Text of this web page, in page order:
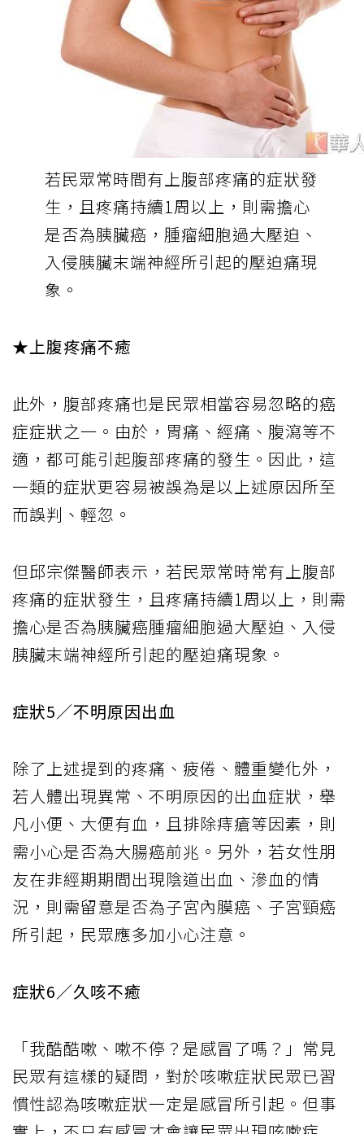
若民眾常時間有上腹部疼痛的症狀發
生，且疼痛持續1周以上，則需擔心
是否為胰臟癌，腫瘤細胞過大壓迫、
入侵胰臟末端神經所引起的壓迫痛現
象。
★上腹疼痛不癒
此外，腹部疼痛也是民眾相當容易忽略的癌
症症狀之一。由於，胃痛、經痛、腹瀉等不
適，都可能引起腹部疼痛的發生。因此，這
一類的症狀更容易被誤為是以上述原因所至
而誤判、輕忽。
但邱宗傑醫師表示，若民眾常時常有上腹部
疼痛的症狀發生，且疼痛持續1周以上，則需
擔心是否為胰臟癌腫瘤細胞過大壓迫、入侵
胰臟末端神經所引起的壓迫痛現象。
症狀5／不明原因出血
除了上述提到的疼痛、疲倦、體重變化外，
若人體出現異常、不明原因的出血症狀，舉
凡小便、大便有血，且排除痔瘡等因素，則
需小心是否為大腸癌前兆。另外，若女性朋
友在非經期期間出現陰道出血、滲血的情
況，則需留意是否為子宮內膜癌、子宮頸癌
所引起，民眾應多加小心注意。
症狀6／久咳不癒
「我酷酷嗽、嗽不停？是感冒了嗎？」常見
民眾有這樣的疑問，對於咳嗽症狀民眾已習
慣性認為咳嗽症狀一定是感冒所引起。但事